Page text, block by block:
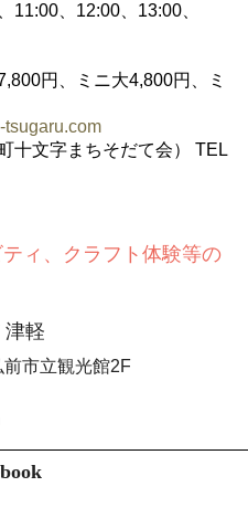
、12:00、13:00、
円、ミニ大4,800円、ミ
tsugaru.com
十文字まちそだて会） TEL
ィ、クラフト体験等の
津軽
市立観光館2F